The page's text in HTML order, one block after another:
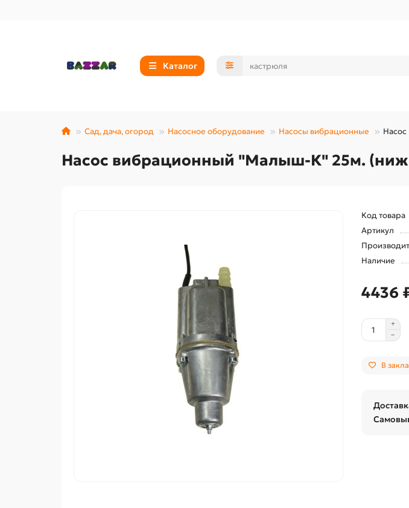
Каталог
Сад, дача, огород Насосное оборудование Насосы вибрационные
Насос вибрационный "Малыш-К" 25м.
Код товара
Артикул
Наличие
4436
В